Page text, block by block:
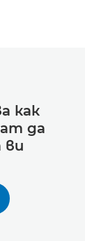
как
да
ви